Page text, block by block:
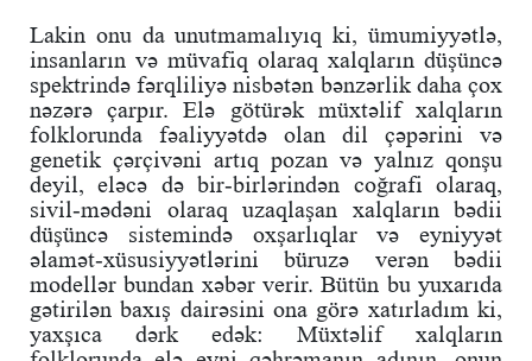
Lakin onu da unutmamalıyıq ki, ümumiyyətlə,
insanların və müvafiq olaraq xalqların düşüncə
spektrində fərqliliyə nisbətən bənzərlik daha çox
nəzərə çarpır. Elə götürək müxtəlif xalqların
folklorunda fəaliyyətdə olan dil çəpərini və
genetik çərçivəni artıq pozan və yalnız qonşu
deyil, eləcə də bir-birlərindən coğrafi olaraq,
sivil-mədəni olaraq uzaqlaşan xalqların bədii
düşüncə sistemində oxşarlıqlar və eyniyyət
əlamət-xüsusiyyətlərini büruzə verən bədii
modellər bundan xəbər verir. Bütün bu yuxarıda
gətirilən baxış dairəsini ona görə xatırladım ki,
yaxşıca dərk edək: Müxtəlif xalqların